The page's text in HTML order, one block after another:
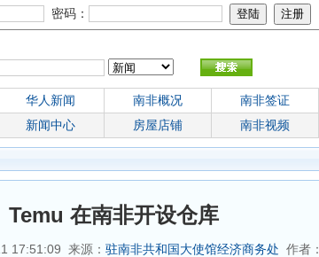
密码：
华人新闻 南非概况 南非签证
新闻中心 房屋店铺 南非视频
Temu 在南非开设仓库
17:51:09 来源： 驻南非共和国大使馆经济商务处 作者：